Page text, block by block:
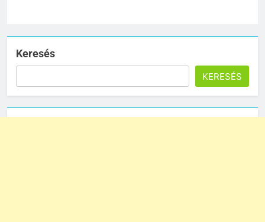
Keresés
KERESÉS